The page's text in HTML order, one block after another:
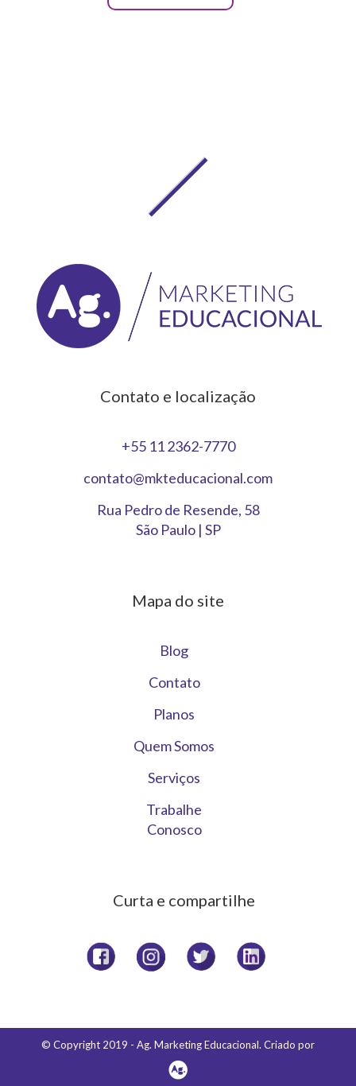
Contato e localização
+55 11 2362-7770
contato@mkteducacional.com
Rua Pedro de Resende, 58
São Paulo | SP
Mapa do site
Blog
Contato
Planos
Quem Somos
Serviços
Trabalhe
Conosco
Curta e compartilhe
© Copyright 2019 - Ag. Marketing Educacional. Criado por